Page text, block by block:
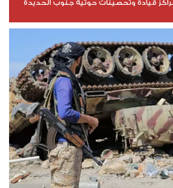
قيادة وتحصينات حوثية جنوب الحديدة